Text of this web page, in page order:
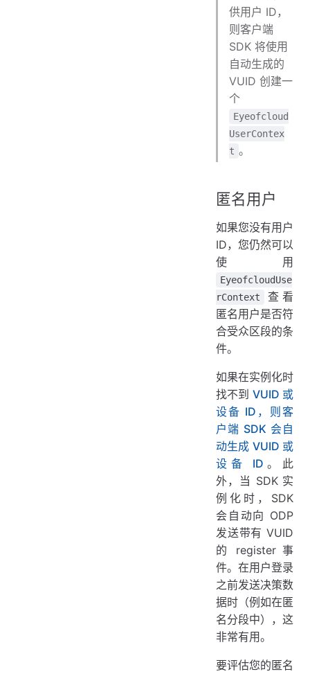
供用户 ID，
则客户端
SDK 将使用
自动生成的
VUID 创建一
个
Eyeofcloud
UserContex
t 。
匿名用户
如果您没有用户
ID，您仍然可以
使用
EyeofcloudUse
rContext
查看
匿名用户是否符
合受众区段的条
件。
如果在实例化时
找不到 VUID 或
设备 ID，则客
户端 SDK 会自
动生成 VUID 或
设备 ID 。此
外，当 SDK 实
例化时，SDK
会自动向 ODP
发送带有 VUID
的 register 事
件。在用户登录
之前发送决策数
据时（例如在匿
名分段中），这
非常有用。
要评估您的匿名